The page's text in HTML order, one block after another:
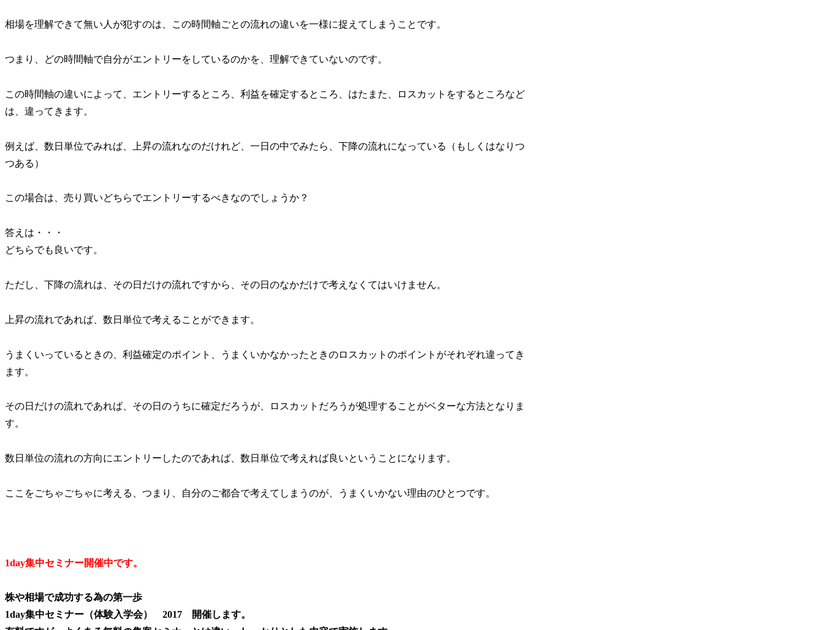
相場を理解できて無い人が犯すのは、この時間軸ごとの流れの違いを一様に捉えてしまうことです。
つまり、どの時間軸で自分がエントリーをしているのかを、理解できていないのです。
この時間軸の違いによって、エントリーするところ、利益を確定するところ、はたまた、ロスカットをするところなど
は、違ってきます。
例えば、数日単位でみれば、上昇の流れなのだけれど、一日の中でみたら、下降の流れになっている（もしくはなりつ
つある）
この場合は、売り買いどちらでエントリーするべきなのでしょうか？
答えは・・・
どちらでも良いです。
ただし、下降の流れは、その日だけの流れですから、その日のなかだけで考えなくてはいけません。
上昇の流れであれば、数日単位で考えることができます。
うまくいっているときの、利益確定のポイント、うまくいかなかったときのロスカットのポイントがそれぞれ違ってき
ます。
その日だけの流れであれば、その日のうちに確定だろうが、ロスカットだろうが処理することがベターな方法となりま
す。
数日単位の流れの方向にエントリーしたのであれば、数日単位で考えれば良いということになります。
ここをごちゃごちゃに考える、つまり、自分のご都合で考えてしまうのが、うまくいかない理由のひとつです。
1day集中セミナー開催中です。
株や相場で成功する為の第一歩
1day集中セミナー（体験入学会） 2017 開催します。